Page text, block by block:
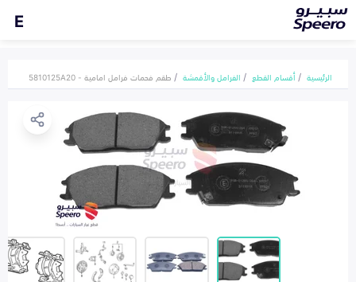
E
الرئيسية أقسام القطع الفرامل والأقمشة طقم فحمات فرامل امامية - 5810125A20